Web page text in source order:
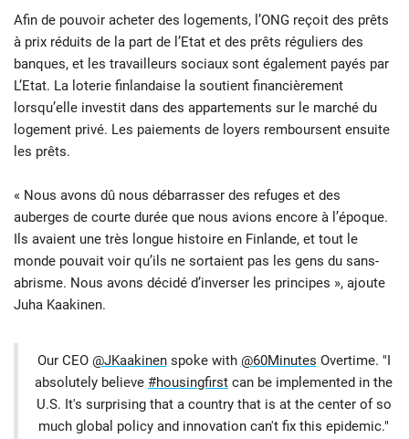
Afin de pouvoir acheter des logements, l’ONG reçoit des prêts
à prix réduits de la part de l’Etat et des prêts réguliers des
banques, et les travailleurs sociaux sont également payés par
L’Etat. La loterie finlandaise la soutient financièrement
lorsqu’elle investit dans des appartements sur le marché du
logement privé. Les paiements de loyers remboursent ensuite
les prêts.
« Nous avons dû nous débarrasser des refuges et des
auberges de courte durée que nous avions encore à l’époque.
Ils avaient une très longue histoire en Finlande, et tout le
monde pouvait voir qu’ils ne sortaient pas les gens du sans-
abrisme. Nous avons décidé d’inverser les principes », ajoute
Juha Kaakinen.
Our CEO @JKaakinenspoke with @60Minutes Overtime. "I
absolutely believe #housingfirst can be implemented in the
U.S. It's surprising that a country that is at the center of so
much global policy and innovation can't fix this epidemic."